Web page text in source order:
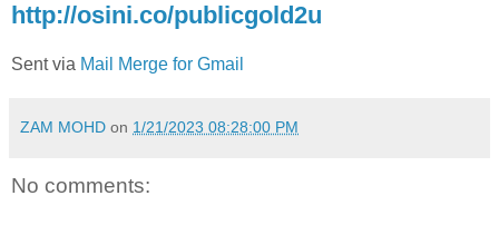
http://osini.co/publicgold2u
Sent via Mail Merge for Gmail
ZAM MOHD on 1/21/2023 08:28:00 PM
No comments: